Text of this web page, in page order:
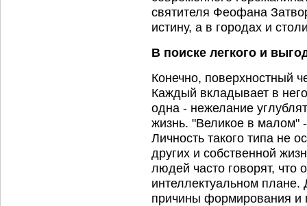
святителя Феофана
истину, а в городах и
В поиске легкого и
Конечно, поверхностный
Каждый вкладывает в
одна - нежелание
жизнь. "Великое в малом"
Личность такого типа не
других и собственной
людей часто говорят, что
интеллектуальном
причины формирования и